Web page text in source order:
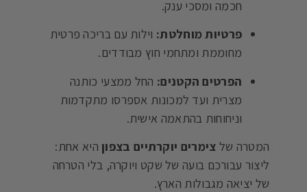
חכמה ומסכי ענק.
פרטיות מוחלטת: וילות עם בריכה פרטית
מחוממת ומתחמי חוץ מבודדים.
הפרטים הקטנים: החל ממצעי כותנה
מצרית ועד למכונות אספרסו מתקדמות
וניחוחות בהתאמה אישית.
המטרה של צימרים יוקרתיים בצפון היא אחת:
ליצור עבורכם בועה של שקט ויוקרה, בלי הטרחה
של יציאה מגבולות הארץ.